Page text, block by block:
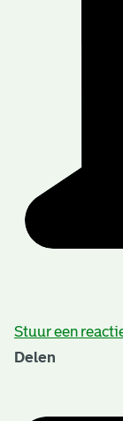
Stuur een
Delen